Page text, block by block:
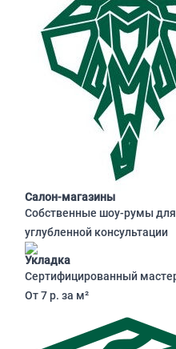
Салон-магазины
Собственные шоу-румы
углубленной консультации
Укладка
Сертифицированный
От 7 р. за м²